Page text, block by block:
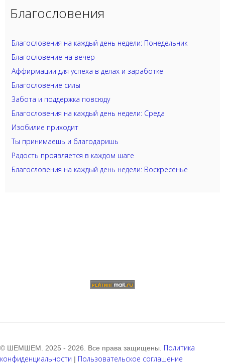
Благословения
Благословения на каждый день недели: Понедельник
Благословение на вечер
Аффирмации для успеха в делах и заработке
Благословение силы
Забота и поддержка повсюду
Благословения на каждый день недели: Среда
Изобилие приходит
Ты принимаешь и благодаришь
Радость проявляется в каждом шаге
Благословения на каждый день недели: Воскресенье
© ШЕМШЕМ. 2025 - 2026. Все права защищены. Политика
конфиденциальности | Пользовательское соглашение